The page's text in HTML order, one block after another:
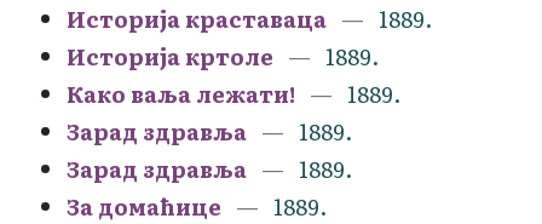
Историја краставаца
1889.
Историја кртоле
1889.
Како ваља лежати!
1889.
Зарад здравља
1889.
Зарад здравља
1889.
За домаћице
1889.